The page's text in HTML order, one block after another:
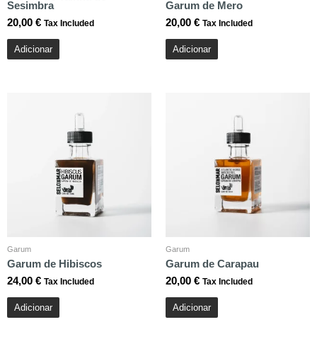
Sesimbra
20,00 € Tax Included
Adicionar
Garum de Mero
20,00 € Tax Included
Adicionar
Garum
Garum de Hibiscos
24,00 € Tax Included
Adicionar
Garum
Garum de Carapau
20,00 € Tax Included
Adicionar